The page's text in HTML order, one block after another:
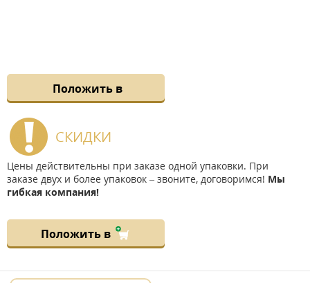
Положить в
СКИДКИ
Цены действительны при заказе одной упаковки. При
заказе двух и более упаковок – звоните, договоримся! Мы
гибкая компания!
Положить в